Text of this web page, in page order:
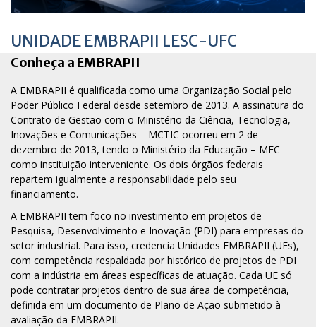
UNIDADE EMBRAPII LESC-UFC
Conheça a EMBRAPII
A EMBRAPII é qualificada como uma Organização Social pelo
Poder Público Federal desde setembro de 2013. A assinatura do
Contrato de Gestão com o Ministério da Ciência, Tecnologia,
Inovações e Comunicações – MCTIC ocorreu em 2 de
dezembro de 2013, tendo o Ministério da Educação – MEC
como instituição interveniente. Os dois órgãos federais
repartem igualmente a responsabilidade pelo seu
financiamento.
A EMBRAPII tem foco no investimento em projetos de
Pesquisa, Desenvolvimento e Inovação (PDI) para empresas do
setor industrial. Para isso, credencia Unidades EMBRAPII (UEs),
com competência respaldada por histórico de projetos de PDI
com a indústria em áreas específicas de atuação. Cada UE só
pode contratar projetos dentro de sua área de competência,
definida em um documento de Plano de Ação submetido à
avaliação da EMBRAPII.